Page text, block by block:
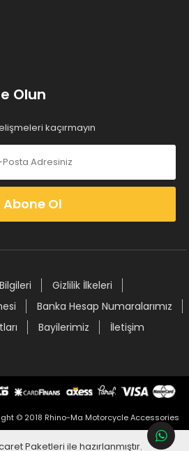
Olun
kaçırmayın
Abone Ol
Gizlilik İlkeleri
Banka Hesap Numaralarımız
Bayilerimiz İletişim
© 2018 Rhino-Ma Motorcycle Accessories
Paketleri ile hazırlanmıştır.